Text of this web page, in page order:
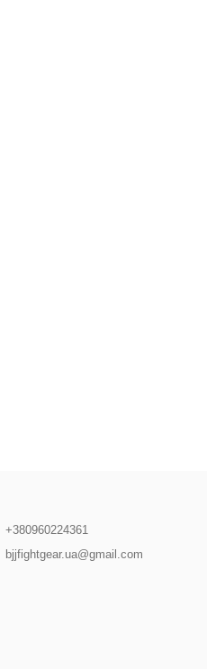
+380960224361
bjjfightgear.ua@gmail.com